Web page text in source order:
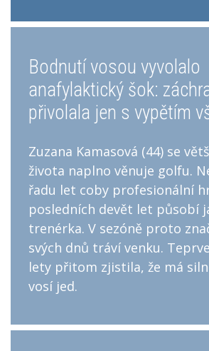
Bodnutí vosou vyvolalo
anafylaktický šok:
přivolala jen s vypětím
Zuzana Kamasová (44) se
života naplno věnuje golfu.
řadu let coby profesionální
posledních devět let působí
trenérka. V sezóně proto
svých dnů tráví venku.
lety přitom zjistila, že má
vosí jed.